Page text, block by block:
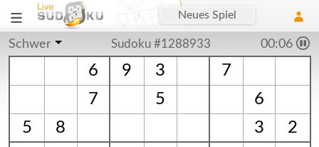
Neues Spiel
Schwer Sudoku #1288933 00:07
6 9 3
7
7
5
6
5
8 3
2